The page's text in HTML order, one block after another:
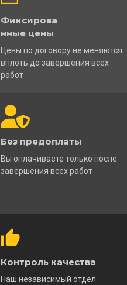
Фиксирова
нные цены
Цены по договору не меняются
вплоть до завершения всех
работ
Без предоплаты
Вы оплачиваете только после
завершения всех работ
Контроль качества
Наш независимый отдел